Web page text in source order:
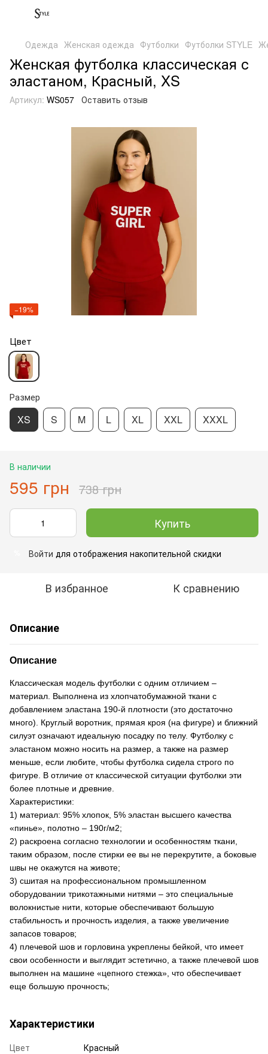
Одежда Женская одежда Футболки Футболки STYLE
Женская футболка классическая с
эластаном, Красный, XS
Артикул: WS057 Оставить отзыв
−19%
Цвет
Размер
XS S M L XL XXL XXXL
В наличии
595 грн 738 грн
Купить
Войти для отображения накопительной скидки
В избранное К сравнению
Описание
Описание
Классическая модель футболки с одним отличием –
материал. Выполнена из хлопчатобумажной ткани с
добавлением эластана 190-й плотности (это достаточно
много). Круглый воротник, прямая кроя (на фигуре) и ближний
силуэт означают идеальную посадку по телу. Футболку с
эластаном можно носить на размер, а также на размер
меньше, если любите, чтобы футболка сидела строго по
фигуре. В отличие от классической ситуации футболки эти
более плотные и древние.
Характеристики:
1) материал: 95% хлопок, 5% эластан высшего качества
«пинье», полотно – 190г/м2;
2) раскроена согласно технологии и особенностям ткани,
таким образом, после стирки ее вы не перекрутите, а боковые
швы не окажутся на животе;
3) сшитая на профессиональном промышленном
оборудовании трикотажными нитями – это специальные
волокнистые нити, которые обеспечивают большую
стабильность и прочность изделия, а также увеличение
запасов товаров;
4) плечевой шов и горловина укреплены бейкой, что имеет
свои особенности и выглядит эстетично, а также плечевой шов
выполнен на машине «цепного стежка», что обеспечивает
еще большую прочность;
Характеристики
Цвет
Красный